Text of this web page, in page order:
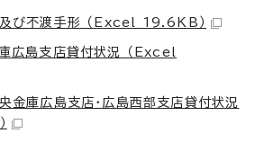
び不渡手形 （Excel 19.6KB）
島支店貸付状況 （Excel
庫広島支店・広島西部支店貸付状況